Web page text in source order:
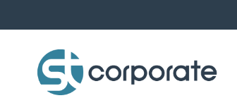
to
content